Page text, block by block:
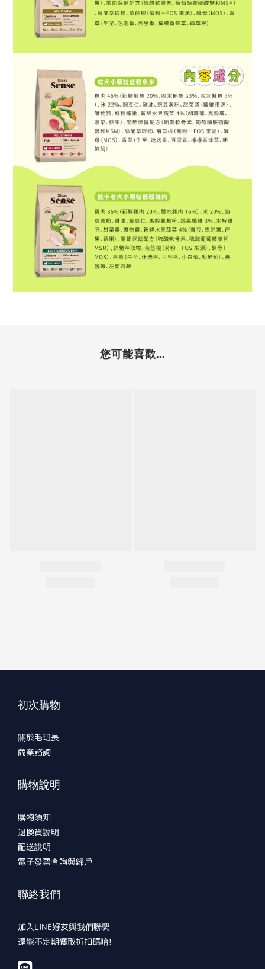
您可能喜歡...
初次購物
關於毛班長
商業諮詢
購物說明
購物須知
退換貨說明
配送說明
電子發票查詢與歸戶
聯絡我們
加入LINE好友與我們聯繫
還能不定期獲取折扣碼唷!